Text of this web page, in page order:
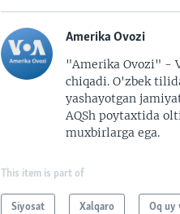
Amerika Ovozi
"Amerika Ovozi" -
chiqadi. O'zbek
yashayotgan
AQSh poytaxtida
muxbirlarga ega.
This item is part of
Siyosat Xalqaro Oq uy